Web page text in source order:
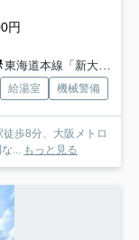
円
東海道本線「新大阪」駅 徒歩13分
給湯室 機械警備
... もっと見る